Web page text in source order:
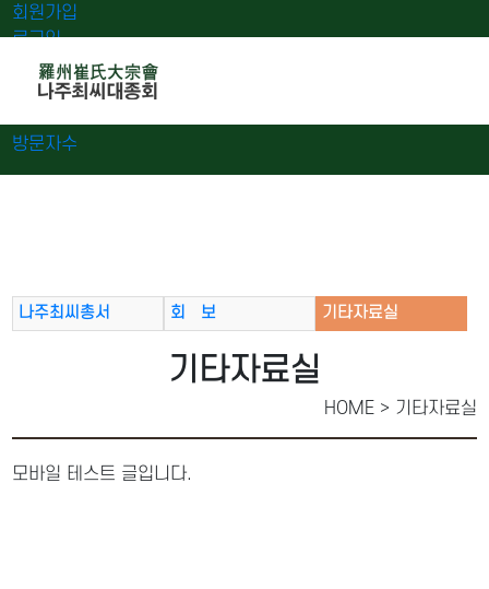
회원가입
로그인
오늘0어제0최대0전체
방문자수
나주최씨총서 회 보 기타자료실
기타자료실
HOME > 기타자료실
모바일 테스트 글입니다.